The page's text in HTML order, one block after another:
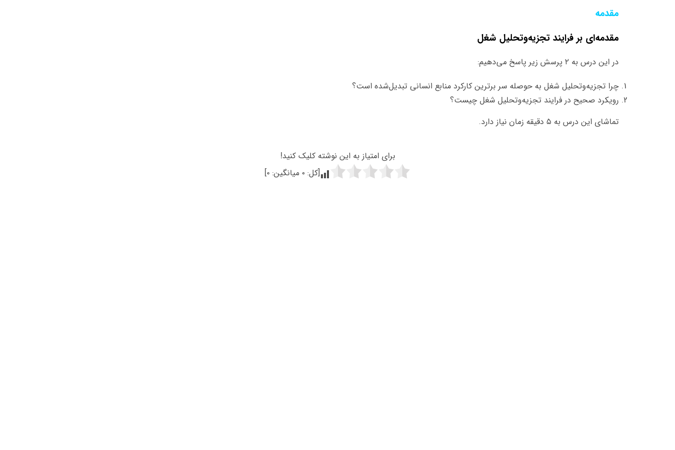
مقدمه‌
مقدمه‌ای بر فرایند تجزیه‌وتحلیل شغل
در این درس به ۲ پرسش زیر پاسخ می‌دهیم:
چرا تجزیه‌وتحلیل شغل به حوصله سر برترین کارکرد منابع انسانی تبدیل‌شده است؟
رویکرد صحیح در فرایند تجزیه‌وتحلیل شغل چیست؟
تماشای این درس به ۵ دقیقه زمان نیاز دارد.
برای امتیاز به این نوشته کلیک کنید!
[کل: ۰ میانگین: ۰]